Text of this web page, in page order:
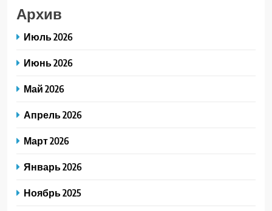
Архив
Июль 2026
Июнь 2026
Май 2026
Апрель 2026
Март 2026
Январь 2026
Ноябрь 2025